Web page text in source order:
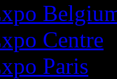
Centre
Paris